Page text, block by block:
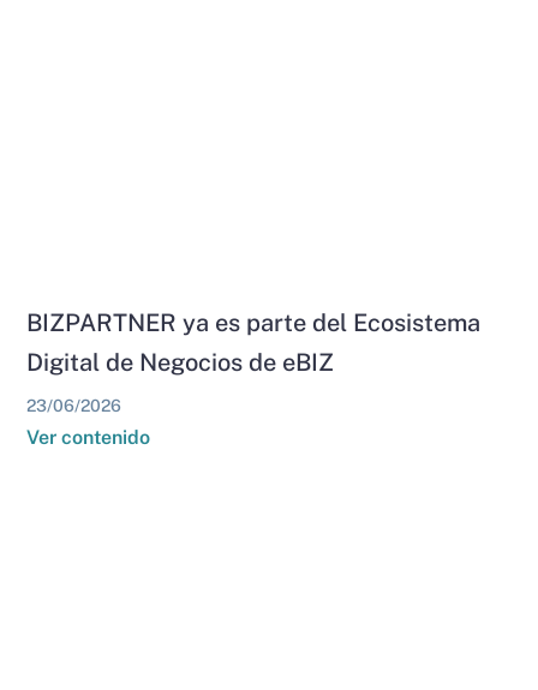
BIZPARTNER ya es parte del Ecosistema
Digital de Negocios de eBIZ
23/06/2026
Ver contenido